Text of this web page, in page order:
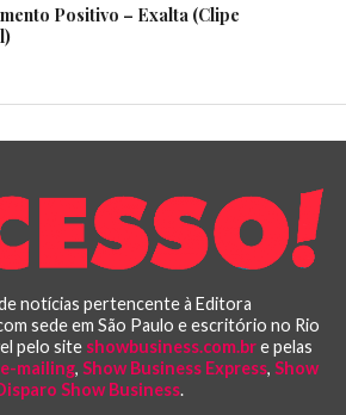
Positivo – Exalta (Clipe
notícias pertencente à Editora
sede em São Paulo e escritório no Rio
pelo site showbusiness.com.bre pelas
mailing, Show Business Express, Show
Show Business.